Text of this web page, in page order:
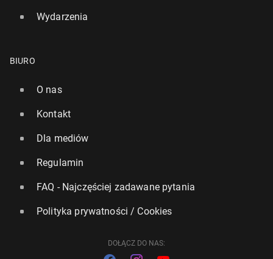
Wydarzenia
BIURO
O nas
Kontakt
Dla mediów
Regulamin
FAQ - Najczęściej zadawane pytania
Polityka prywatności / Cookies
DOŁĄCZ DO NAS: